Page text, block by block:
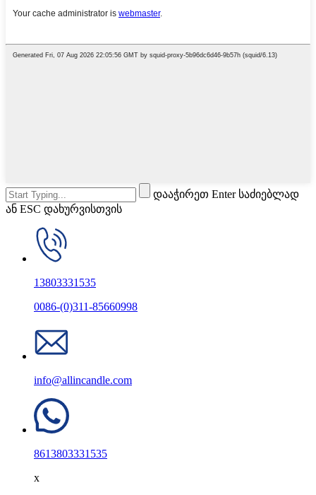
დააჭირეთ Enter საძიებლად
ან ESC დახურვისთვის
13803331535
0086-(0)311-85660998
info@allincandle.com
8613803331535
x